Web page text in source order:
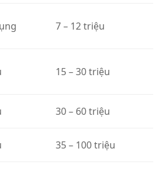
7 – 12 triệu
15 – 30 triệu
30 – 60 triệu
35 – 100 triệu